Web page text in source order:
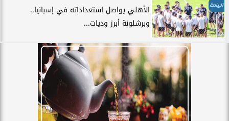
الرياضة
الأهلي يواصل استعداداته في إسبانيا..
وبرشلونة أبرز وديات...